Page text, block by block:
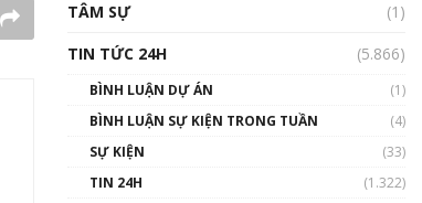
01:49:30
Talkshow 14: MemeCoin –
TÂM SỰ
(1)
TIN TỨC 24H
(5.866)
BÌNH LUẬN DỰ ÁN
(1)
BÌNH LUẬN SỰ KIỆN TRONG TUẦN
(4)
SỰ KIỆN
(33)
TIN 24H
(1.322)